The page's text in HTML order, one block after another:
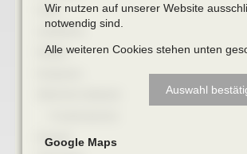
Fotos
Landkarten
Plakate
Strassen
Wir nutzen auf unserer Website
notwendig sind.
Alle weiteren Cookies stehen unten
Auswahl
Google Maps